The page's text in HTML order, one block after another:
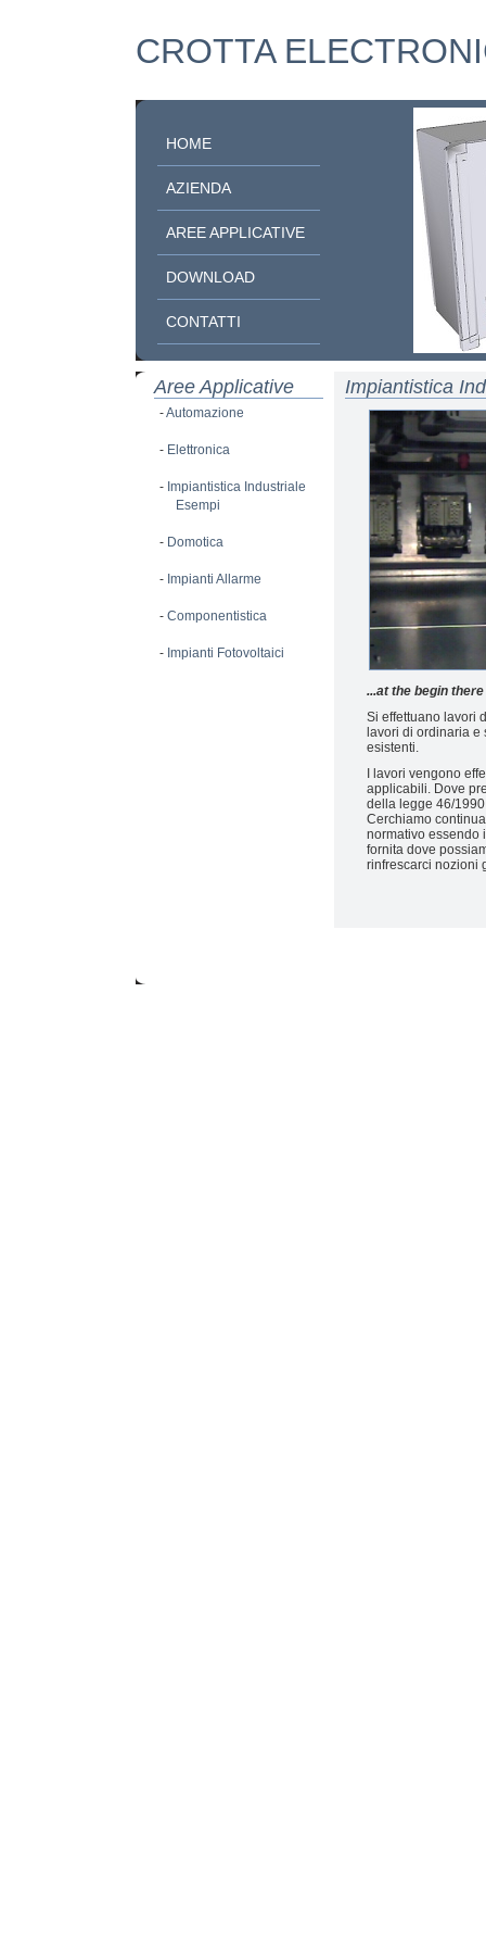
CROTTA
HOME
AZIENDA
AREE APPLICATIVE
DOWNLOAD
CONTATTI
Aree Applicative
-Automazione
- Elettronica
- Impiantistica Industriale
Esempi
- Domotica
- Impianti Allarme
-Componentistica
- Impianti Fotovoltaici
Impiantistica
...at the begin
Si effettuano lavori
lavori di ordinaria
esistenti.
I lavori vengono
applicabili. Dove
della legge 46/
Cerchiamo
normativo essendo
fornita dove
rinfrescarci nozioni